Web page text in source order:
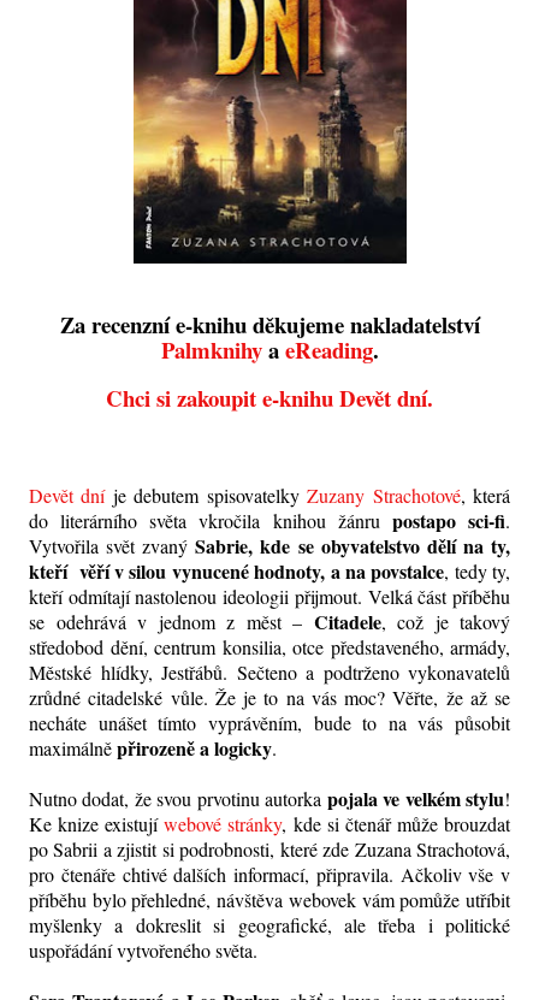
Za recenzní e-knihu děkujeme nakladatelství
PalmknihyaeReading.
Chci si zakoupit e-knihu Devět dní.
Devět dníje debutem spisovatelkyZuzany Strachotové, která
do literárního světa vkročila knihou žánru postapo sci-fi.
Vytvořila svět zvanýSabrie, kde se obyvatelstvo dělí na ty,
kteří věří v silou vynucené hodnoty, a na povstalce, tedy ty,
kteří odmítají nastolenou ideologii přijmout. Velká část příběhu
se odehrává v jednom z měst – Citadele, což je takový
středobod dění, centrum konsilia, otce představeného, armády,
Městské hlídky, Jestřábů. Sečteno a podtrženo vykonavatelů
zrůdné citadelské vůle. Že je to na vás moc? Věřte, že až se
necháte unášet tímto vyprávěním, bude to na vás působit
maximálněpřirozeně a logicky.
Nutno dodat, že svou prvotinu autorka pojala ve velkém stylu!
Ke knize existujíwebové stránky, kde si čtenář může brouzdat
po Sabrii a zjistit si podrobnosti, které zde Zuzana Strachotová,
pro čtenáře chtivé dalších informací, připravila. Ačkoliv vše v
příběhu bylo přehledné, návštěva webovek vám pomůže utříbit
myšlenky a dokreslit si geografické, ale třeba i politické
uspořádání vytvořeného světa.